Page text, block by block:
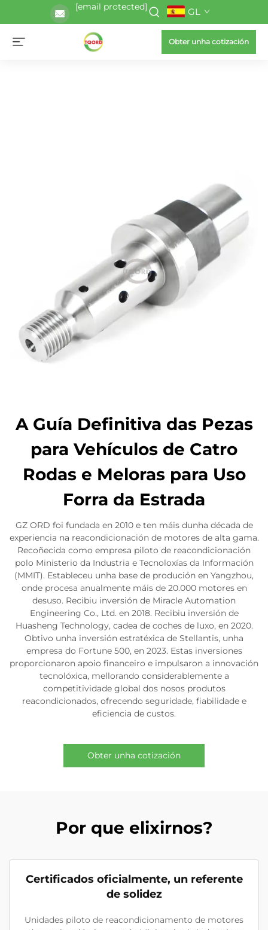
[email protected] GL
Obter unha cotización
A Guía Definitiva das Pezas
para Vehículos de Catro
Rodas e Meloras para Uso
Forra da Estrada
GZ ORD foi fundada en 2010 e ten máis dunha década de
experiencia na reacondicionación de motores de alta gama.
Recoñecida como empresa piloto de reacondicionación
polo Ministerio da Industria e Tecnoloxías da Información
(MMIT). Estableceu unha base de produción en Yangzhou,
onde procesa anualmente máis de 20.000 motores en
desuso. Recibiu inversión de Miracle Automation
Engineering Co., Ltd. en 2018. Recibiu inversión de
Huasheng Technology, cadea de coches de luxo, en 2020.
Obtivo unha inversión estratéxica de Stellantis, unha
empresa do Fortune 500, en 2023. Estas inversiones
proporcionaron apoio financeiro e impulsaron a innovación
tecnolóxica, mellorando considerablemente a
competitividade global dos nosos produtos
reacondicionados, ofrecendo seguridade, fiabilidade e
eficiencia de custos.
Obter unha cotización
Por que elixirnos?
Certificados oficialmente, un referente
de solidez
Unidades piloto de reacondicionamento de motores